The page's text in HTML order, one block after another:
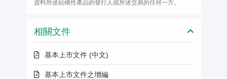
資料所述結構性產品的發行人或所述交易的任何一方。
相關文件
基本上市文件 (中文)
基本上市文件之增編